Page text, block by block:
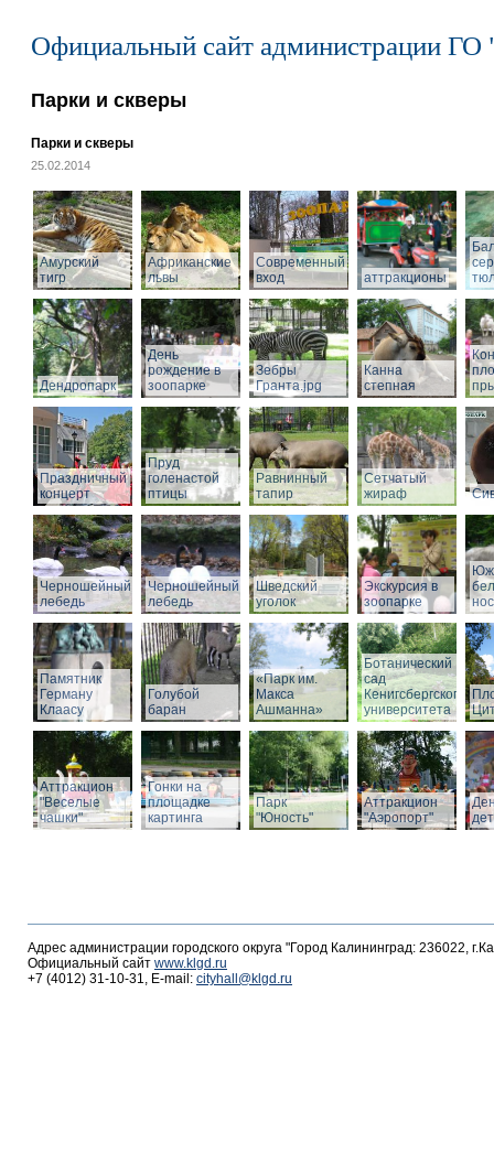
Официальный сайт администрации ГО
Парки и скверы
Парки и скверы
25.02.2014
Амурский
тигр
Африканские
львы
Современный
вход
аттракционы
Дендропарк
День
рождение в
зоопарке
Зебры
Гранта.jpg
Канна
степная
Праздничный
концерт
Пруд
голенастой
птицы
Равнинный
тапир
Сетчатый
жираф
Черношейный
лебедь
Черношейный
лебедь
Шведский
уголок
Экскурсия в
зоопарке
Памятник
Герману
Клаасу
Голубой
баран
«Парк им.
Макса
Ашманна»
Ботанический
сад
Кенигсбергского
университета
Аттракцион
"Веселые
чашки"
Гонки на
площадке
картинга
Парк
"Юность"
Аттракцион
"Аэропорт"
Адрес администрации городского округа "Город Калининград: 236022,
Официальный сайт www.klgd.ru
+7 (4012) 31-10-31, E-mail: cityhall@klgd.ru